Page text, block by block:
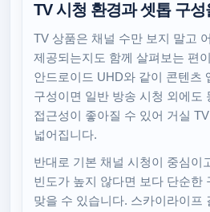
TV 시청 환경과 셋톱 구성
TV 상품은 채널 수만 보지 말고
제공되는지도 함께 살펴보는 편
안드로이드 UHD와 같이 콘텐츠
구성이면 일반 방송 시청 외에도
접근성이 좋아질 수 있어 거실
넓어집니다.
반대로 기본 채널 시청이 중심이
빈도가 높지 않다면 보다 단순한
맞을 수 있습니다. 스카이라이프